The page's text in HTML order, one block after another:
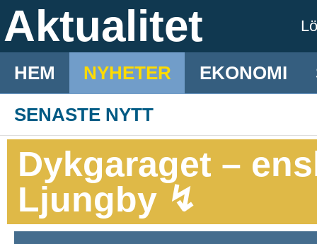
Aktualitet
HEM NYHETER EKONOMI
SENASTE NYTT
Dykgaraget –
Ljungby ↯